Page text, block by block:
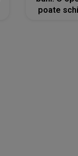
poate